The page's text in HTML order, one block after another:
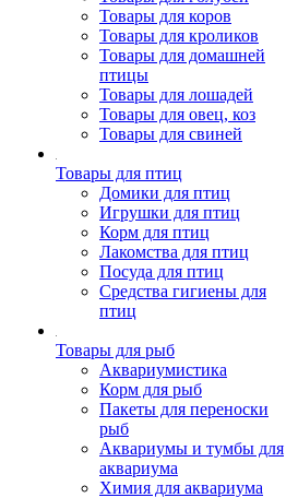
Товары для коров
Товары для кроликов
Товары для домашней
птицы
Товары для лошадей
Товары для овец, коз
Товары для свиней
Товары для птиц
Домики для птиц
Игрушки для птиц
Корм для птиц
Лакомства для птиц
Посуда для птиц
Средства гигиены для
птиц
Товары для рыб
Аквариумистика
Корм для рыб
Пакеты для переноски
рыб
Аквариумы и тумбы для
аквариума
Химия для аквариума